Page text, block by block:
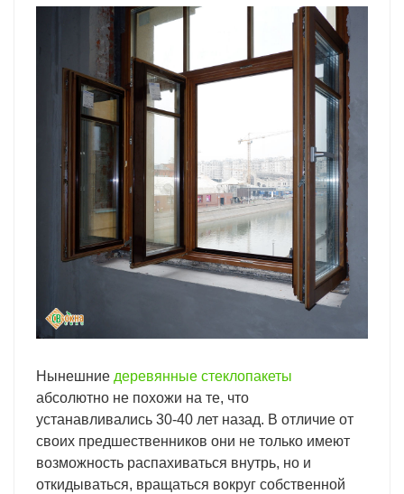
Нынешние деревянные стеклопакеты
абсолютно не похожи на те, что
устанавливались 30-40 лет назад. В отличие от
своих предшественников они не только имеют
возможность распахиваться внутрь, но и
откидываться, вращаться вокруг собственной